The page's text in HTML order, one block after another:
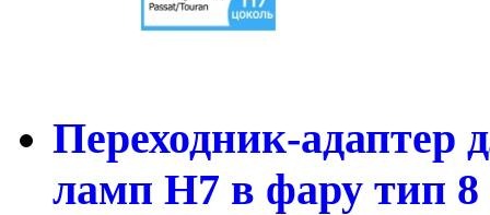
Переходник-адаптер
ламп H7 в фару тип